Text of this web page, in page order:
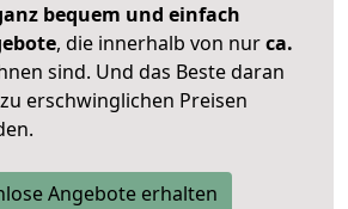
bequem und einfach
, die innerhalb von nurca.
sind. Und das Beste daran
erschwinglichen Preisen
Angebote erhalten